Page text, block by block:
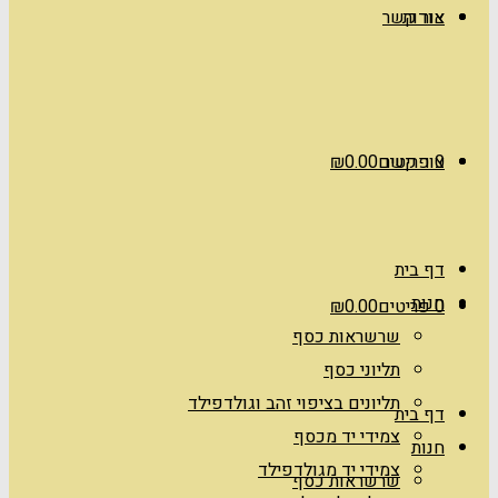
צור קשר
0 פריטים ₪0.00
דף בית
חנות
שרשראות כסף
תליוני כסף
תליונים בציפוי זהב וגולדפילד
צמידי יד מכסף
צמידי יד מגולדפילד
אודות
צור קשר
0 פריטים ₪0.00
דף בית
חנות
שרשראות כסף